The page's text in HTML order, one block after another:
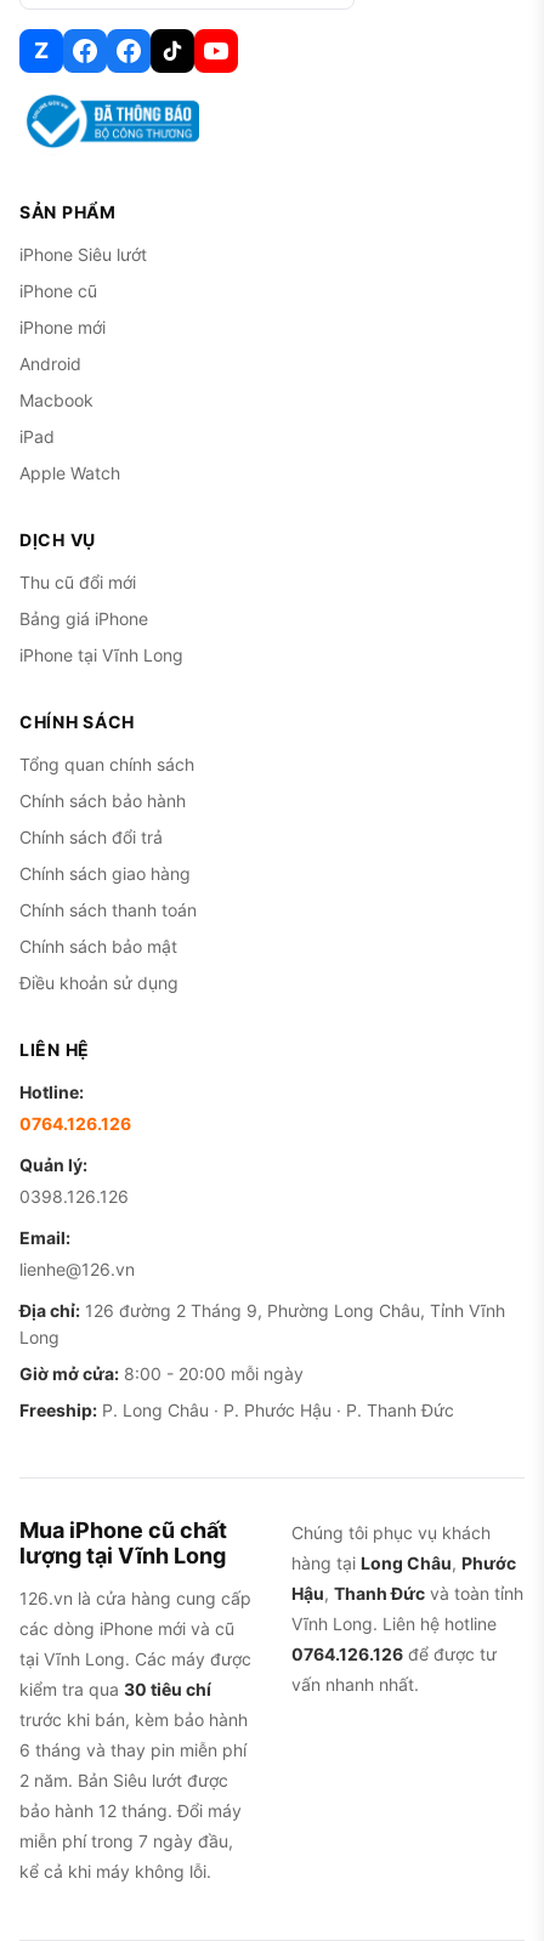
Z
SẢN PHẨM
iPhone Siêu lướt
iPhone cũ
iPhone mới
Android
Macbook
iPad
Apple Watch
DỊCH VỤ
Thu cũ đổi mới
Bảng giá iPhone
iPhone tại Vĩnh Long
CHÍNH SÁCH
Tổng quan chính sách
Chính sách bảo hành
Chính sách đổi trả
Chính sách giao hàng
Chính sách thanh toán
Chính sách bảo mật
Điều khoản sử dụng
LIÊN HỆ
Hotline:
0764.126.126
Quản lý:
0398.126.126
Email:
lienhe@126.vn
Địa chỉ: 126 đường 2 Tháng 9, Phường Long Châu, Tỉnh Vĩnh
Long
Giờ mở cửa: 8:00 - 20:00 mỗi ngày
Freeship: P. Long Châu · P. Phước Hậu · P. Thanh Đức
Mua iPhone cũ chất
lượng tại Vĩnh Long
126.vn là cửa hàng cung cấp
các dòng iPhone mới và cũ
tại Vĩnh Long. Các máy được
kiểm tra qua 30 tiêu chí
trước khi bán, kèm bảo hành
6 tháng và thay pin miễn phí
2 năm. Bản Siêu lướt được
bảo hành 12 tháng. Đổi máy
miễn phí trong 7 ngày đầu,
kể cả khi máy không lỗi.
Chúng tôi phục vụ khách
hàng tại Long Châu, Phước
Hậu, Thanh Đức và toàn tỉnh
Vĩnh Long. Liên hệ hotline
0764.126.126 để được tư
vấn nhanh nhất.